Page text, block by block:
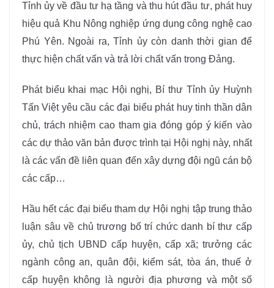
Tỉnh ủy về đầu tư hạ tầng và thu hút đầu tư, phát huy
hiệu quả Khu Nông nghiệp ứng dụng công nghệ cao
Phú Yên. Ngoài ra, Tỉnh ủy còn danh thời gian để
thực hiện chất vấn và trả lời chất vấn trong Đảng.
Phát biểu khai mạc Hội nghị, Bí thư Tỉnh ủy Huỳnh
Tấn Việt yêu cầu các đại biểu phát huy tinh thần dân
chủ, trách nhiệm cao tham gia đóng góp ý kiến vào
các dự thảo văn bản được trình tại Hội nghị này, nhất
là các vấn đề liên quan đến xây dựng đội ngũ cán bộ
các cấp…
Hầu hết các đại biểu tham dự Hội nghị tập trung thảo
luận sâu về chủ trương bố trí chức danh bí thư cấp
ủy, chủ tịch UBND cấp huyện, cấp xã; trưởng các
ngành công an, quân đội, kiểm sát, tòa án, thuế ở
cấp huyện không là người địa phương và một số